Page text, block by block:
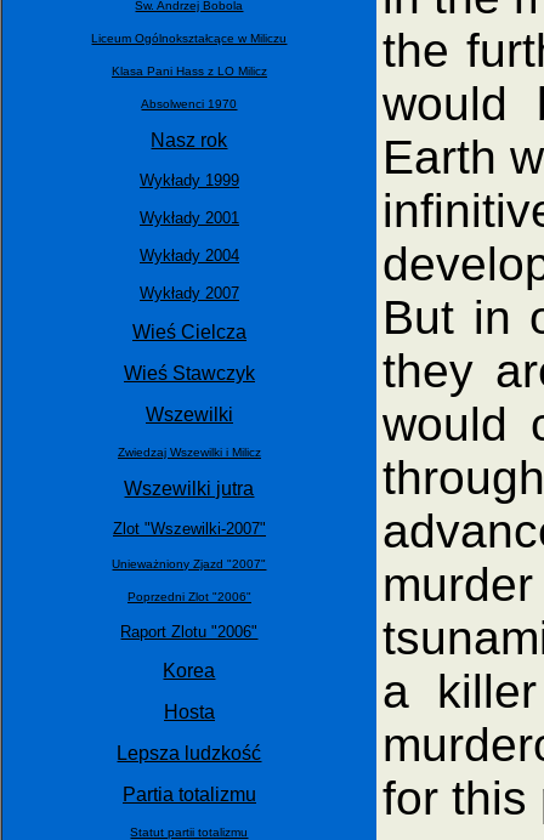
Św. Andrzej Bobola
Liceum Ogólnokształcące w Miliczu
Klasa Pani Hass z LO Milicz
Absolwenci 1970
Nasz rok
Wykłady 1999
Wykłady 2001
Wykłady 2004
Wykłady 2007
Wieś Cielcza
Wieś Stawczyk
Wszewilki
Zwiedzaj Wszewilki i Milicz
Wszewilki jutra
Zlot "Wszewilki-2007"
Unieważniony Zjazd "2007"
Poprzedni Zlot "2006"
Raport Zlotu "2006"
Korea
Hosta
Lepsza ludzkość
Partia totalizmu
Statut partii totalizmu
the
would
Earth
But in
they
would
a
for this